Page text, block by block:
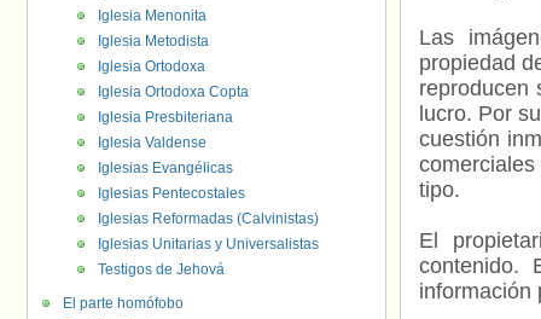
Las
propiedad
reproducen
lucro. Por
cuestión
tipo.
El
contenido.
información
Iglesia Menonita
Iglesia Metodista
Iglesia Ortodoxa
Iglesia Ortodoxa Copta
Iglesia Presbiteriana
Iglesia Valdense
Iglesias Evangélicas
Iglesias Pentecostales
Iglesias Reformadas (Calvinistas)
Iglesias Unitarias y Universalistas
Testigos de Jehová
El parte homófobo